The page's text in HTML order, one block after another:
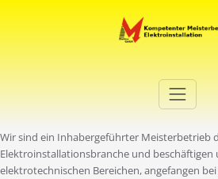
Elektro Martini
Wir sind ein Inhabergeführter Meisterbetrieb
Elektroinstallationsbranche und beschäftigen
elektrotechnischen Bereichen, angefangen